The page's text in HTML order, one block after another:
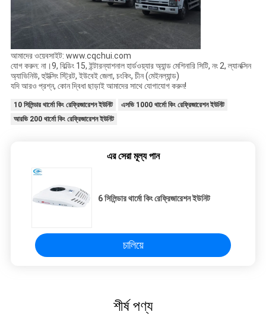
আমাদের ওয়েবসাইট: www.cqchui.com
যোগ করুন: না।9, বিল্ডিং 15, ইন্টারন্যাশনাল হার্ডওয়্যার অ্যান্ড মেশিনারি সিটি, নং 2, ল্যানক্সিন
অ্যাভিনিউ, হুইক্সিং স্ট্রিট, ইউবেই জেলা, চংকিং, চীন (মেইনল্যান্ড)
যদি আরও প্রশ্ন, কোন দ্বিধা ছাড়াই আমাদের সাথে যোগাযোগ করুন!
10 সিলিন্ডার থার্মো কিং রেফ্রিজারেশন ইউনিট
এসভি 1000 থার্মো কিং রেফ্রিজারেশন ইউনিট
আরভি 200 থার্মো কিং রেফ্রিজারেশন ইউনিট
এর সেরা মূল্য পান
6 সিলিন্ডার থার্মো কিং রেফ্রিজারেশন ইউনিট
চালিয়ে
শীর্ষ পণ্য